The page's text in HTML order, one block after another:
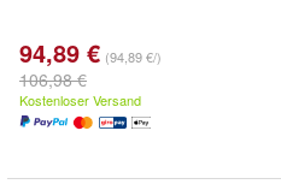
94,89 € (94,89 €/)
106,98 €
Kostenloser Versand